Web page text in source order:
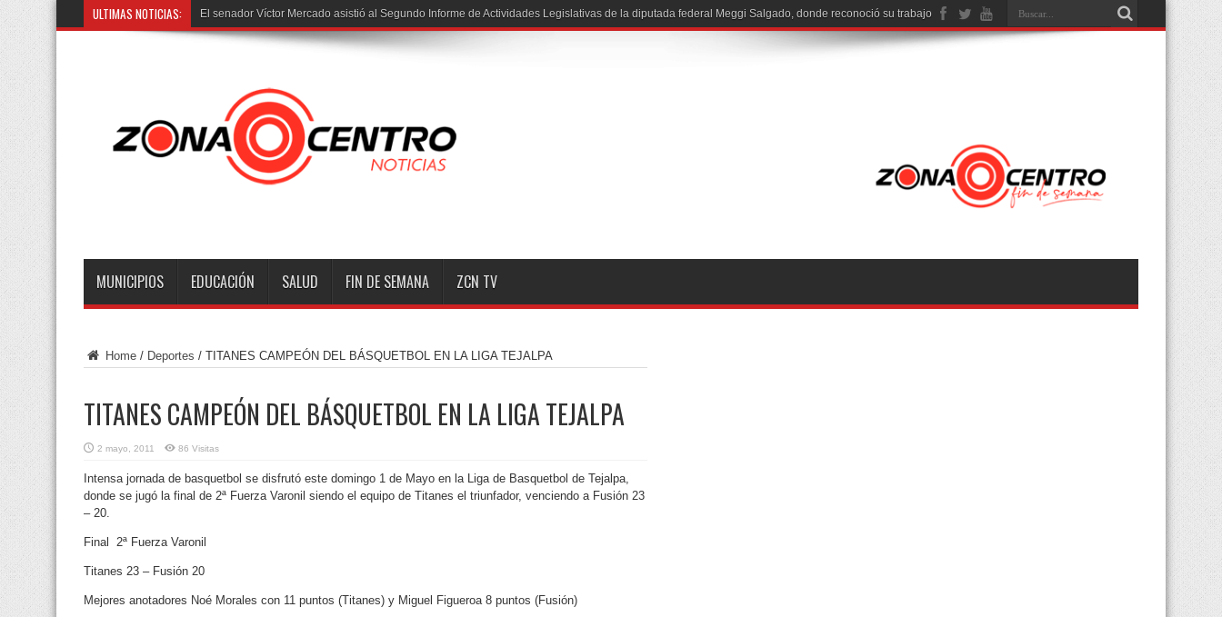
ULTIMAS NOTICIAS: Trasla
MUNICIPIOS EDUCACIÓN SALUD FIN DE SEMANA ZCN TV
Home / Deportes / TITANES CAMPEÓN DEL BÁSQUETBOL EN LA LIGA TEJALPA
TITANES CAMPEÓN DEL BÁSQUETBOL EN LA LIGA TEJALPA
2 mayo, 2011 86 Visitas
Intensa jornada de basquetbol se disfrutó este domingo 1 de Mayo en la Liga de Basquetbol de Tejalpa,
donde se jugó la final de 2ª Fuerza Varonil siendo el equipo de Titanes el triunfador, venciendo a Fusión 23
– 20.
Final 2ª Fuerza Varonil
Titanes 23 – Fusión 20
Mejores anotadores Noé Morales con 11 puntos (Titanes) y Miguel Figueroa 8 puntos (Fusión)